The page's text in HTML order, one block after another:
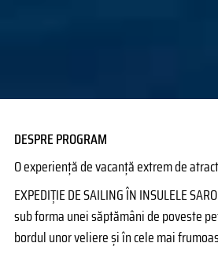
DESPRE PROGRAM
O experienţă de vacanță extrem de
EXPEDIȚIE DE SAILING ÎN INSULELE
sub forma unei săptămâni de poveste
bordul unor veliere și în cele mai